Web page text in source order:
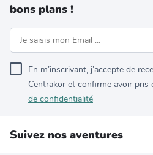
bons plans !
En m’inscrivant, j’accepte de
Centrakor et confirme avoir pris
de confidentialité
Suivez nos aventures